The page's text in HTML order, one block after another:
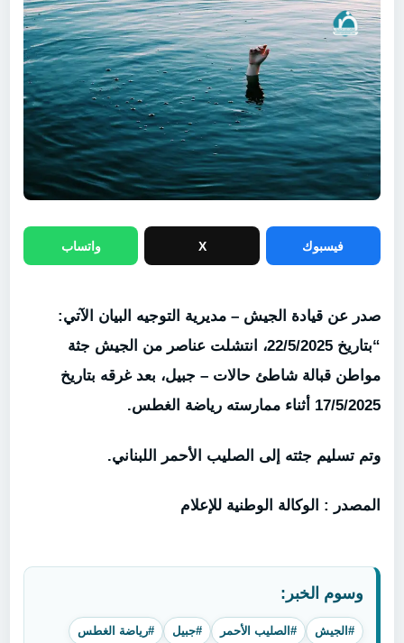
فيسبوك X واتساب
صدر عن قيادة الجيش – مديرية التوجيه البيان الآتي:
“بتاريخ 22/5/2025، انتشلت عناصر من الجيش جثة
مواطن قبالة شاطئ حالات – جبيل، بعد غرقه بتاريخ
17/5/2025 أثناء ممارسته رياضة الغطس.
وتم تسليم جثته إلى الصليب الأحمر اللبناني.
المصدر : الوكالة الوطنية للإعلام
وسوم الخبر:
#الجيش #الصليب الأحمر #جبيل #رياضة الغطس